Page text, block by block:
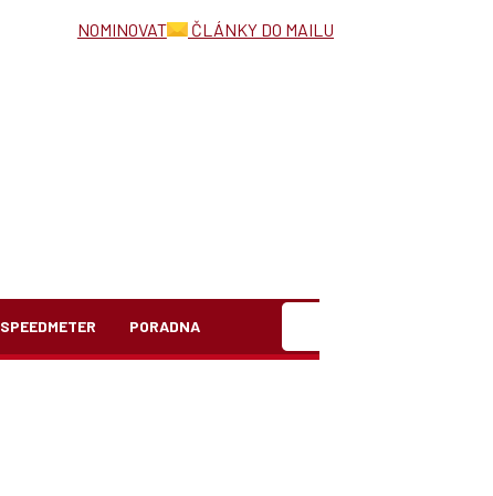
SPEEDMETER PORADNA
NOMINOVAT ČLÁNKY DO MAILU